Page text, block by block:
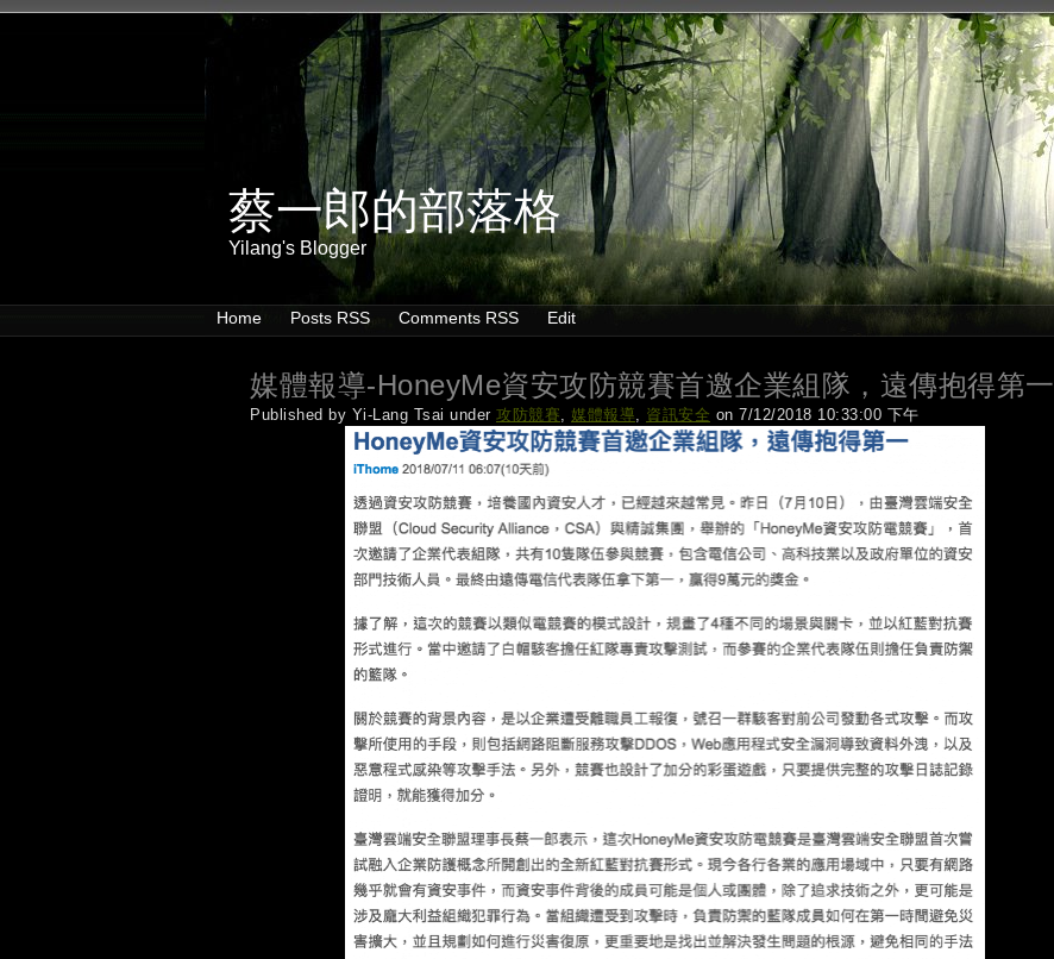
蔡一郎的部落格
Yilang's Blogger
Home Posts RSS Comments RSS Edit
媒體報導-HoneyMe資安攻防競賽首邀企業組隊，遠傳抱得第一
Published by Yi-Lang Tsai under 攻防競賽, 媒體報導, 資訊安全 on 7/12/2018 10:33:00 下午